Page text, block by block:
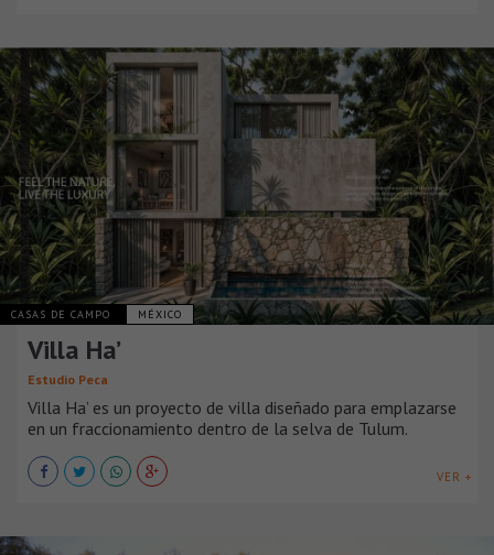
CASAS DE CAMPO MÉXICO
Villa Ha’
Estudio Peca
Villa Ha’ es un proyecto de villa diseñado para emplazarse
en un fraccionamiento dentro de la selva de Tulum.
VER +